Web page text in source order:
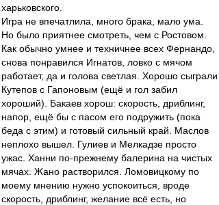
харьковского.
Игра не впечатлила, много брака, мало ума.
Но было приятнее смотреть, чем с Ростовом.
Как обычно умнее и техничнее всех Фернандо,
снова понравился Игнатов, ловко с мячом
работает, да и голова светлая. Хорошо сыграли
Кутепов с Гапоновым (ещё и гол забил
хороший). Бакаев хорош: скорость, дриблинг,
напор, ещё бы с пасом его подружить (пока
беда с этим) и готовый сильный край. Маслов
неплохо вышел. Гулиев и Мелкадзе просто
ужас. Ханни по-прежнему балерина на чистых
мячах. Жано растворился. Ломовицкому по
моему мнению нужно успокоиться, вроде
скорость, дриблинг, желание всё есть, но